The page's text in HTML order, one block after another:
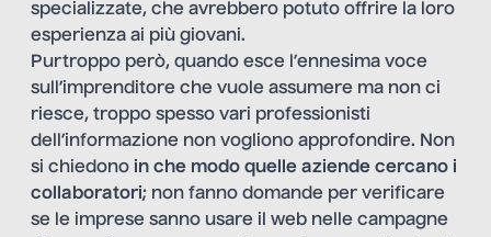
specializzate, che avrebbero potuto offrire la loro
esperienza ai più giovani.
Purtroppo però, quando esce l’ennesima voce
sull’imprenditore che vuole assumere ma non ci
riesce, troppo spesso vari professionisti
dell’informazione non vogliono approfondire. Non
si chiedono in che modo quelle aziende cercano i
collaboratori; non fanno domande per verificare
se le imprese sanno usare il web nelle campagne